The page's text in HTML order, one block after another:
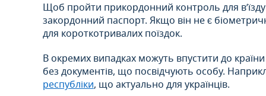
Щоб пройти прикордонний контроль для
закордонний паспорт. Якщо він не є
для короткотривалих поїздок.
В окремих випадках можуть впустити до
без документів, що посвідчують особу.
республіки, що актуально для українців.